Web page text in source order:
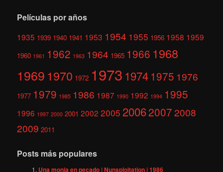
Películas por años
1935 1939 1940 1941 1953 1954 1955 1956 1958 1959
1960 1961 1962 1963 1964 1965 1966 1968
1969 1970 1972 1973 1974 1975 1976
1977 1979 1985 1986 1987 1990 1992 1994 1995
1996 1997 2000 2001 2002 2005 200620072008
2009 2011
Posts más populares
Una monja en pecado | Nunsploitation | 1986